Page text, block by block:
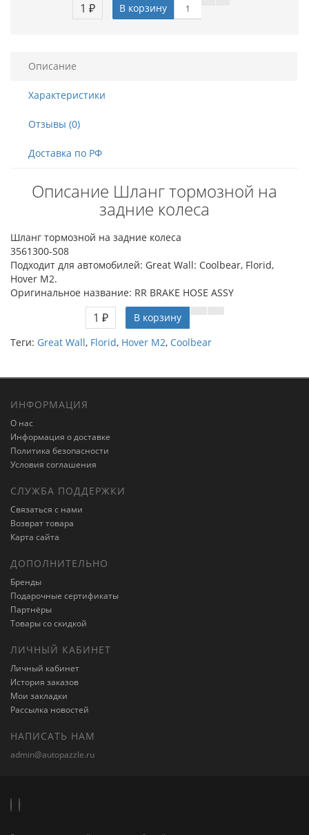
1 ₽ В корзину
Описание
Характеристики
Отзывы (0)
Доставка по РФ
Описание Шланг тормозной на
задние колеса
Шланг тормозной на задние колеса
3561300-S08
Подходит для автомобилей: Great Wall: Coolbear, Florid,
Hover M2.
Оригинальное название: RR BRAKE HOSE ASSY
1 ₽
В корзину
Теги: Great Wall, Florid, Hover M2, Coolbear
ИНФОРМАЦИЯ
О нас
Информация о доставке
Политика безопасности
Условия соглашения
СЛУЖБА ПОДДЕРЖКИ
Связаться с нами
Возврат товара
Карта сайта
ДОПОЛНИТЕЛЬНО
Бренды
Подарочные сертификаты
Партнёры
Товары со скидкой
ЛИЧНЫЙ КАБИНЕТ
Личный кабинет
История заказов
Мои закладки
Рассылка новостей
НАПИСАТЬ НАМ
admin@autopazzle.ru